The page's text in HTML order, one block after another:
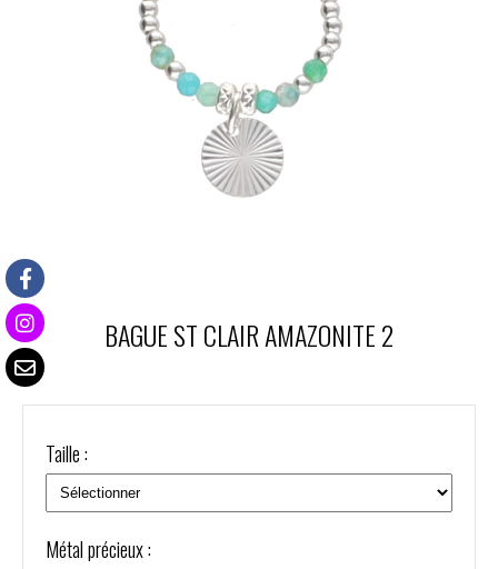
BAGUE ST CLAIR AMAZONITE 2
Taille :
Métal précieux :